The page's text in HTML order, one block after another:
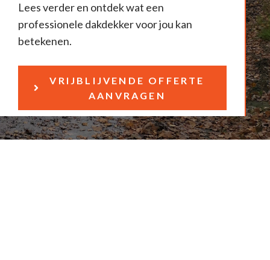
Lees verder en ontdek wat een
professionele dakdekker voor jou kan
betekenen.
VRIJBLIJVENDE OFFERTE
AANVRAGEN